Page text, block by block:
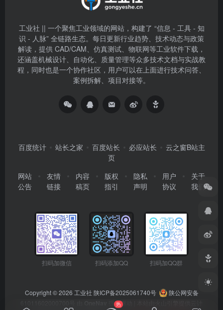
工业社 || 一个聚焦工业领域的网站，构建了 “信息 - 工具 - 知
识 - 人脉” 全链路生态。每日更新行业趋势、技术动态与政策
解读，提供 CAD/CAM、仿真测试、物联网等工业软件下载，
还涵盖机械设计、自动化、质量管理等众多技术文档与实战教
程，同时也是一个协作社区，用户可以在上面进行技术问答、
案例拆解、项目对接等。
百度统计 站长之家 百度站长 必应站长
云之窗B站主
页
网站
公告
友情
链接
内容
稿页
版权
指引
隐私
声明
用户
协议
关于
我们
扫码加微信 扫码添加QQ 扫码加QQ群
Copyright © 2026 工业社 陕ICP备2025061740号
陕公网安备
强力驱动 | 本站由火山引擎提供云计
热